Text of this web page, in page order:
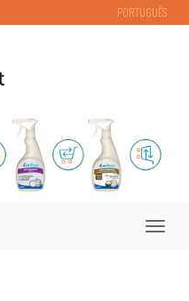
PORTUGUÊS
Toggle